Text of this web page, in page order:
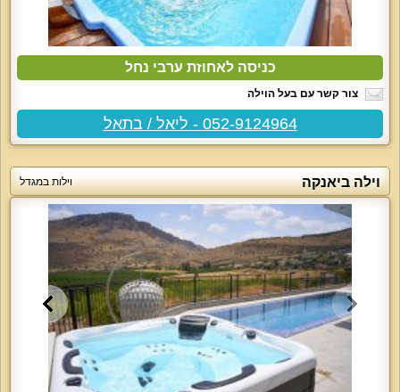
כניסה לאחוזת ערבי נחל
צור קשר עם בעל הוילה
052-9124964 - ליאל / בתאל
וילה ביאנקה וילות במגדל